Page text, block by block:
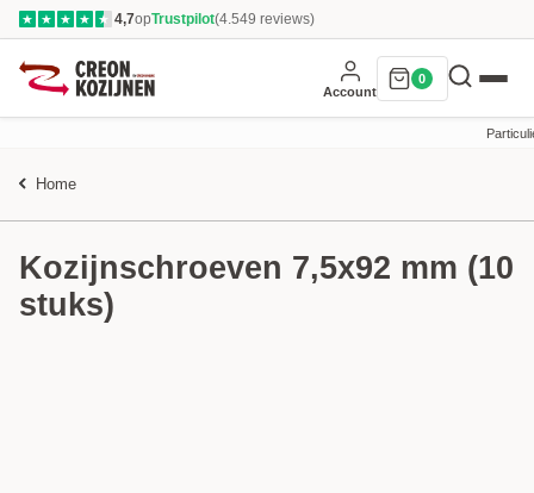
★ ★ ★ ★ ★ 4,7opTrustpilot(4.549 reviews)
Account
0
Home
Kozijnschroeven 7,5x92 mm (10
stuks)